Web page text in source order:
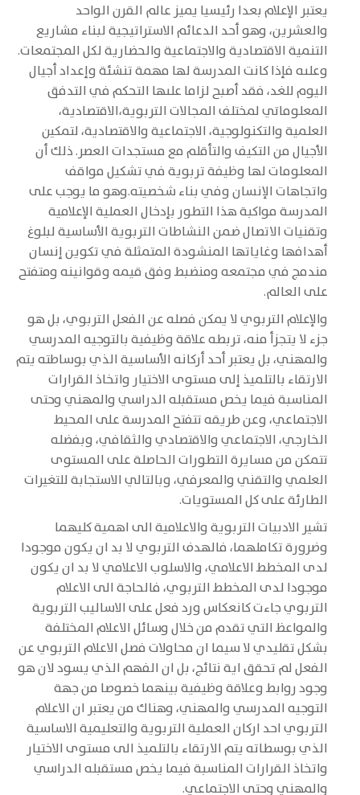
يعتبر الإعلام بعدا رئيسيا يميز عالم القرن الواحد
والعشرين، وهو أحد الدعائم الاستراتيجية لبناء مشاريع
التنمية الاقتصادية والاجتماعية والحضارية لكل المجتمعات.
وعلىه فإذا كانت المدرسة لها مهمة تنشئة وإعداد أجيال
اليوم للغد، فقد أصبح لزاما علىها التحكم في التدفق
المعلوماتي لمختلف المجالات التربوية،الاقتصادية،
العلمية والتكنولوجية، الاجتماعية والاقتصادية، لتمكين
الأجيال من التكيف والتأقلم مع مستجدات العصر. ذلك أن
المعلومات لها وظيفة تربوية في تشكيل مواقف
واتجاهات الإنسان وفي بناء شخصيته.وهو ما يوجب على
المدرسة مواكبة هذا التطور بإدخال العملية الإعلامية
وتقنيات الاتصال ضمن النشاطات التربوية الأساسية لبلوغ
أهدافها وغاياتها المنشودة المتمثلة في تكوين إنسان
مندمج في مجتمعه ومنضبط وفق قيمه وقوانينه ومتفتح
على العالم.
والإعلام التربوي لا يمكن فصله عن الفعل التربوي، بل هو
جزء لا يتجزأ منه، تربطه علاقة وظيفية بالتوجيه المدرسي
والمهني، بل يعتبر أحد أركانه الأساسية الذي بوساطته يتم
الارتقاء بالتلميذ إلى مستوى الاختيار واتخاذ القرارات
المناسبة فيما يخص مستقبله الدراسي والمهني وحتى
الاجتماعي، وعن طريقه تتفتح المدرسة على المحيط
الخارجي، الاجتماعي والاقتصادي والثقافي، وبفضله
تتمكن من مسايرة التطورات الحاصلة على المستوى
العلمي والتقني والمعرفي، وبالتالي الاستجابة للتغيرات
الطارئة على كل المستويات.
تشير الادبيات التربوية والاعلامية الى اهمية كليهما
وضرورة تكاملهما، فالهدف التربوي لا بد ان يكون موجودا
لدى المخطط الاعلامي، والاسلوب الاعلامي لا بد ان يكون
موجودا لدى المخطط التربوي، فالحاجة الى الاعلام
التربوي جاءت كانعكاس ورد فعل على الاساليب التربوية
والمواعظ التي تقدم من خلال وسائل الاعلام المختلفة
بشكل تقليدي لا سيما ان محاولات فصل الاعلام التربوي عن
الفعل لم تحقق اية نتائج، بل ان الفهم الذي يسود لان هو
وجود روابط وعلاقة وظيفية بينهما خصوصا من جهة
التوجيه المدرسي والمهني، وهناك من يعتبر ان الاعلام
التربوي احد اركان العملية التربوية والتعليمية الاساسية
الذي بوسطاته يتم الارتقاء بالتلميذ الى مستوى الاختيار
واتخاذ القرارات المناسبة فيما يخص مستقبله الدراسي
والمهني وحتى الاجتماعي.